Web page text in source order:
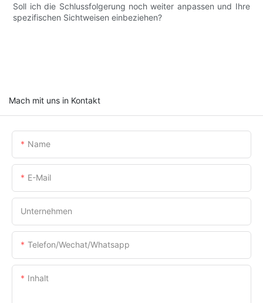
Soll ich die Schlussfolgerung noch weiter anpassen und Ihre
spezifischen Sichtweisen einbeziehen?
Mach mit uns in Kontakt
Name
E-Mail
Unternehmen
Telefon/Wechat/Whatsapp
Inhalt